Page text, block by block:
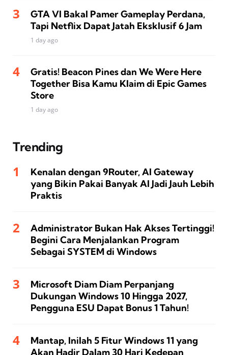
GTA VI Bakal Pamer Gameplay Perdana,
Tapi Netflix Dapat Jatah Eksklusif 6 Jam
1 day ago
Gratis! Beacon Pines dan We Were Here
Together Bisa Kamu Klaim di Epic Games
Store
1 day ago
Trending
Kenalan dengan 9Router, AI Gateway
yang Bikin Pakai Banyak AI Jadi Jauh Lebih
Praktis
Administrator Bukan Hak Akses Tertinggi!
Begini Cara Menjalankan Program
Sebagai SYSTEM di Windows
Microsoft Diam Diam Perpanjang
Dukungan Windows 10 Hingga 2027,
Pengguna ESU Dapat Bonus 1 Tahun!
Mantap, Inilah 5 Fitur Windows 11 yang
Akan Hadir Dalam 30 Hari Kedepan